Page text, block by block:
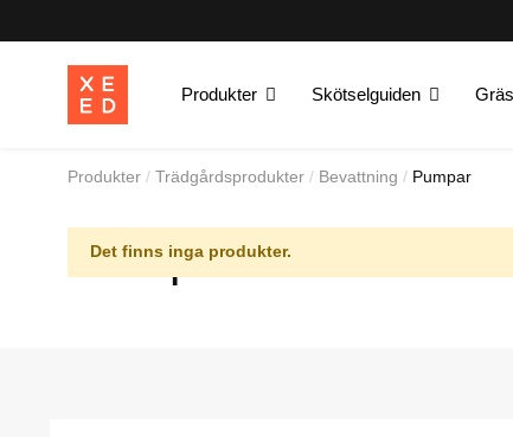
Produkter Skötselguiden
Produkter Trädgårdsprodukter Bevattning Pumpar
Pumpar
Det finns inga produkter.